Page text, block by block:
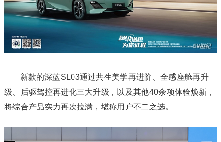
新款的深蓝SL03通过共生美学再进阶、全感座舱再升
级、后驱驾控再进化三大升级，以及其他40余项体验焕新，
将综合产品实力再次拉满，堪称用户不二之选。